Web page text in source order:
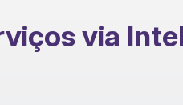
via